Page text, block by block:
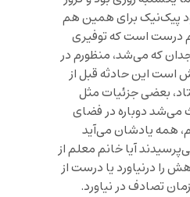
پیک‌نیک برای همین هم
درست است که توفیری
که می‌شد، منظورم در
است این حادثه قبل از
بعضی جزئیات مثل
می‌شد دوباره در فضای
همه یادشان می‌آید
آیا خانم معلم از
را درنیاورد یا درست از
تصادف در نیاورد.